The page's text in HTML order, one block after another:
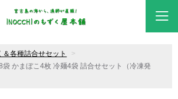
＆各種詰合せセット
かまぼこ4枚 冷麺4袋 詰合せセット（冷凍発